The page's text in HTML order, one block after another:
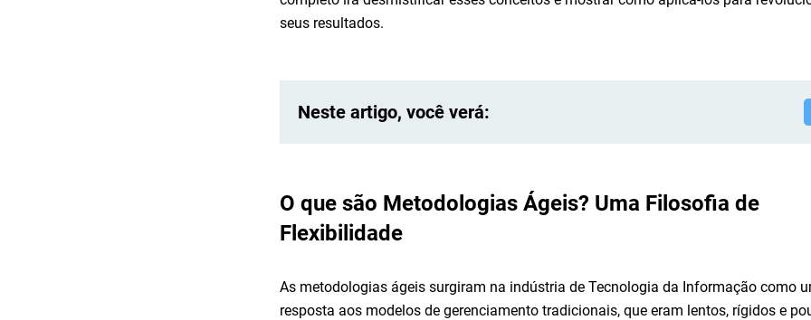
seus resultados.
Neste artigo, você verá:
O que são Metodologias Ágeis? Uma Filosofia de
Flexibilidade
As metodologias ágeis surgiram na indústria de Tecnologia da Informação como
resposta aos modelos de gerenciamento tradicionais, que eram lentos, rígidos e